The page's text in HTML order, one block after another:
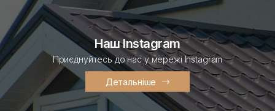
Наш Instagram
Приєднуйтесь до нас у мережі Instagram
Детальніше